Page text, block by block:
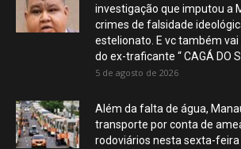
investigação que imputou a
crimes de falsidade
estelionato. E vc também
do ex-traficante “ CAGÁ DO
5 de agosto de 2026
Além da falta de água,
transporte por conta de
rodoviários nesta sexta-